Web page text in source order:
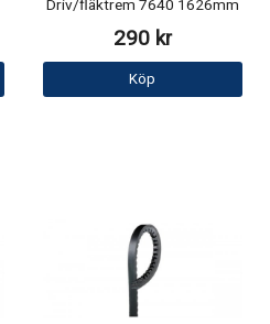
Driv/fläktrem 7640 1626mm
290 kr
Köp